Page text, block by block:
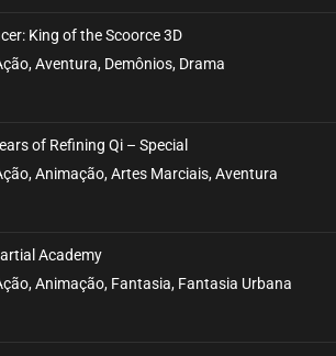
King of the Scoorce 3D
Aventura, Demônios, Drama
of Refining Qi – Special
Animação, Artes Marciais, Aventura
Academy
Animação, Fantasia, Fantasia Urbana